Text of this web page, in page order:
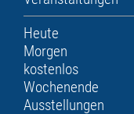
Heute
Morgen
kostenlos
Wochenende
Ausstellungen